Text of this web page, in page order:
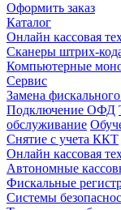
Оформить заказ
Каталог
Онлайн кассовая
Сканеры штрих-
Компьютерные
Сервис
Замена
Подключение ОФД
обслуживание
Снятие с учета ККТ
Онлайн кассовая
Автономные
Фискальные
Системы